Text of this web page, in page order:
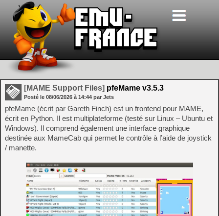
[MAME Support Files] pfeMame v3.5.3
Posté le 08/06/2026 à 14:44 par Jets
pfeMame (écrit par Gareth Finch) est un frontend pour MAME,
écrit en Python. Il est multiplateforme (testé sur Linux – Ubuntu et
Windows). Il comprend également une interface graphique
destinée aux MameCab qui permet le contrôle à l’aide de joystick
/ manette.